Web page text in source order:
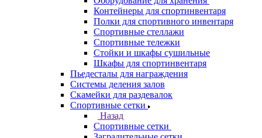
Контейнеры для спортинвентаря
Полки для спортивного инвентаря
Спортивные стеллажи
Спортивные тележки
Стойки и шкафы сушильные
Шкафы для спортинвентаря
Пьедесталы для награждения
Системы деления залов
Скамейки для раздевалок
Спортивные сетки
Назад
Спортивные сетки